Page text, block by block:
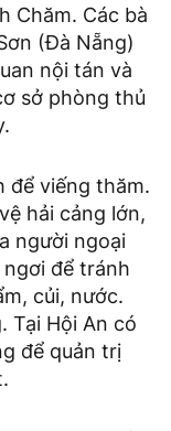
Chăm. Các bà
(Đà Nẵng)
nội tán và
sở phòng thủ
để viếng thăm.
hải cảng lớn,
người ngoại
để tránh
củi, nước.
Tại Hội An có
để quản trị